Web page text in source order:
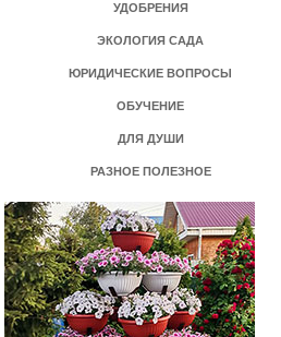
УДОБРЕНИЯ
ЭКОЛОГИЯ САДА
ЮРИДИЧЕСКИЕ ВОПРОСЫ
ОБУЧЕНИЕ
ДЛЯ ДУШИ
РАЗНОЕ ПОЛЕЗНОЕ